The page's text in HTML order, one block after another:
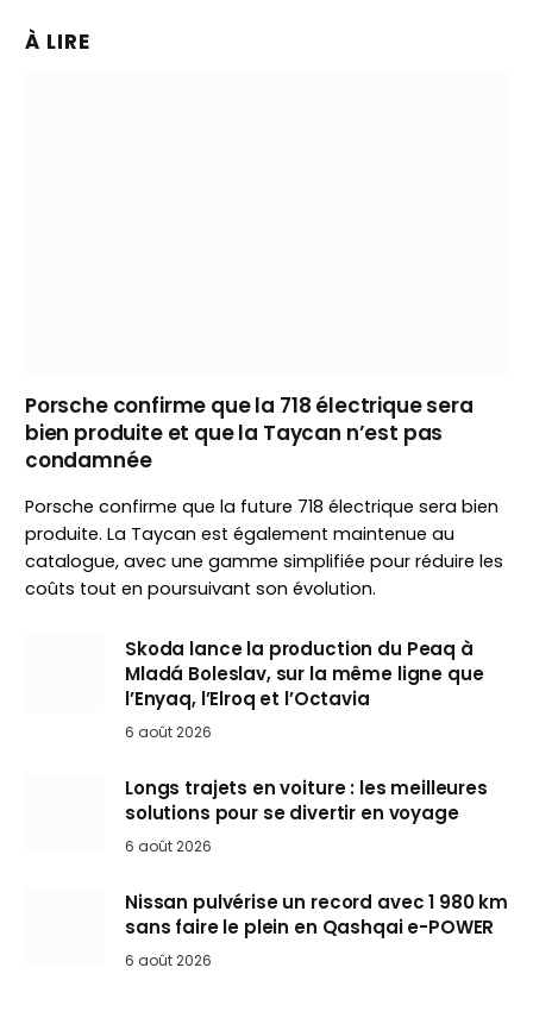
À LIRE
Porsche confirme que la 718 électrique sera
bien produite et que la Taycan n’est pas
condamnée
Porsche confirme que la future 718 électrique sera bien
produite. La Taycan est également maintenue au
catalogue, avec une gamme simplifiée pour réduire les
coûts tout en poursuivant son évolution.
Skoda lance la production du Peaq à
Mladá Boleslav, sur la même ligne que
l’Enyaq, l’Elroq et l’Octavia
6 août 2026
Longs trajets en voiture : les meilleures
solutions pour se divertir en voyage
6 août 2026
Nissan pulvérise un record avec 1 980 km
sans faire le plein en Qashqai e-POWER
6 août 2026